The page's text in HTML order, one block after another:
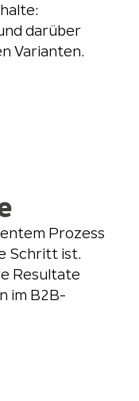
darüber
Varianten.
Prozess
Schritt ist.
Resultate
im B2B-